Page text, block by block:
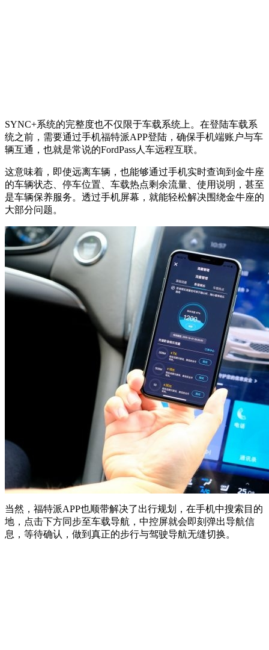
SYNC+系统的完整度也不仅限于车载系统上。在登陆车载系
统之前，需要通过手机福特派APP登陆，确保手机端账户与车
辆互通，也就是常说的FordPass人车远程互联。
这意味着，即使远离车辆，也能够通过手机实时查询到金牛座
的车辆状态、停车位置、车载热点剩余流量、使用说明，甚至
是车辆保养服务。透过手机屏幕，就能轻松解决围绕金牛座的
大部分问题。
当然，福特派APP也顺带解决了出行规划，在手机中搜索目的
地，点击下方同步至车载导航，中控屏就会即刻弹出导航信
息，等待确认，做到真正的步行与驾驶导航无缝切换。